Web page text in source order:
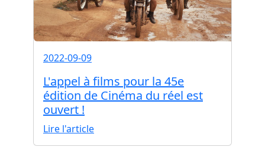
2022-09-09
L'appel à films pour la 45e
édition de Cinéma du réel est
ouvert !
Lire l'article